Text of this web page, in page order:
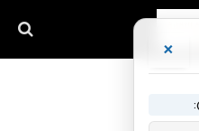
×